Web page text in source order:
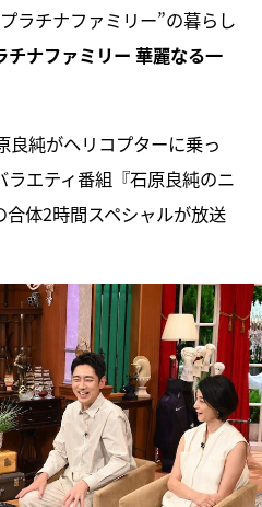
ラチナファミリー”の暮らし
チナファミリー 華麗なる一
良純がヘリコプターに乗っ
エティ番組『石原良純のニ
合体2時間スペシャルが放送